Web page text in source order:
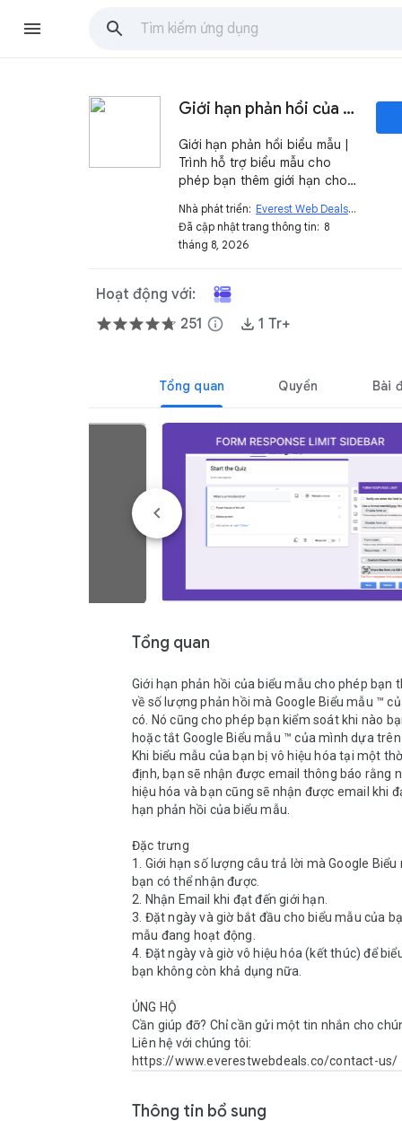
Giới hạn phản hồi của biểu mẫu
Giới hạn phản hồi biểu mẫu |
Trình hỗ trợ biểu mẫu cho
phép bạn thêm giới hạn cho
cho phép bạn kiểm soát thời
điểm bạn có thể bắt đầu
hoặc dừng Google Biểu mẫu
Nhà phát triển: Everest Web Dealsopen_in_new
Đã cập nhật trang thông tin: 8
tháng 8, 2026
Hoạt động với:
251 info 1 Tr+
Tổng quan Quyền Bài
Tổng quan
Giới hạn phản hồi của biểu mẫu cho phép bạn
về số lượng phản hồi mà Google Biểu mẫu ™
có. Nó cũng cho phép bạn kiểm soát khi nào
hoặc tắt Google Biểu mẫu ™ của mình dựa
Khi biểu mẫu của bạn bị vô hiệu hóa tại một
định, bạn sẽ nhận được email thông báo rằng
hiệu hóa và bạn cũng sẽ nhận được email khi
hạn phản hồi của biểu mẫu.
Đặc trưng
1. Giới hạn số lượng câu trả lời mà Google
bạn có thể nhận được.
2. Nhận Email khi đạt đến giới hạn.
3. Đặt ngày và giờ bắt đầu cho biểu mẫu của
mẫu đang hoạt động.
4. Đặt ngày và giờ vô hiệu hóa (kết thúc) để
bạn không còn khả dụng nữa.
ỦNG HỘ
Cần giúp đỡ? Chỉ cần gửi một tin nhắn cho
Liên hệ với chúng tôi:
https://www.everestwebdeals.co/contact-us/
Thông tin bổ sung